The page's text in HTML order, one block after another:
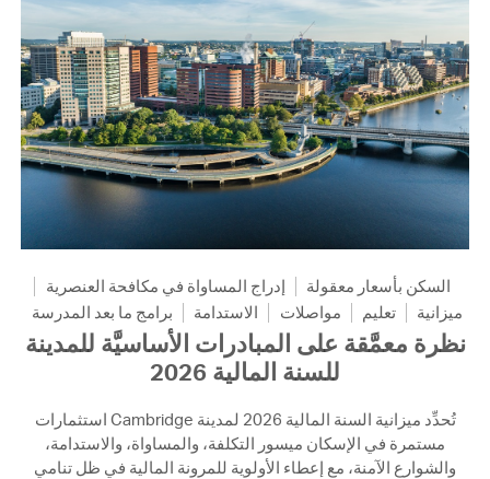
السكن بأسعار معقولة
إدراج المساواة في مكافحة العنصرية
ميزانية
تعليم مواصلات الاستدامة برامج ما بعد المدرسة
نظرة معمَّقة على المبادرات الأساسيَّة للمدينة
للسنة المالية 2026
تُحدِّد ميزانية السنة المالية 2026 لمدينة Cambridge استثمارات
مستمرة في الإسكان ميسور التكلفة، والمساواة، والاستدامة،
والشوارع الآمنة، مع إعطاء الأولوية للمرونة المالية في ظل تنامي